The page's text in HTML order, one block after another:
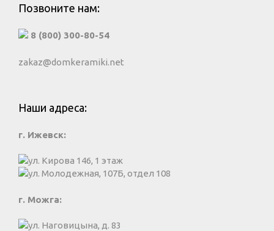
Позвоните нам:
8 (800) 300-80-54
zakaz@domkeramiki.net
Наши адреса:
г. Ижевск:
ул. Кирова 146, 1 этаж
ул. Молодежная, 107Б, отдел 108
г. Можга:
ул. Наговицына, д. 83